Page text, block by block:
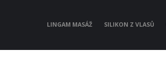
LINGAM MASÁŽ SILIKON Z VLASŮ